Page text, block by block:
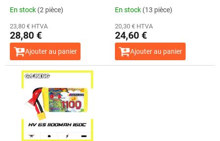
60C XT30
En stock (2 pièce)
23,80 € HTVA
28,80 €
Ajouter au panier
160C XH-JST 5P XT60
En stock (13 pièce)
20,30 € HTVA
24,60 €
Ajouter au panier